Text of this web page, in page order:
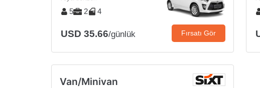
5 2 4
USD 35.66/günlük Fırsatı Gör
Van/Minivan